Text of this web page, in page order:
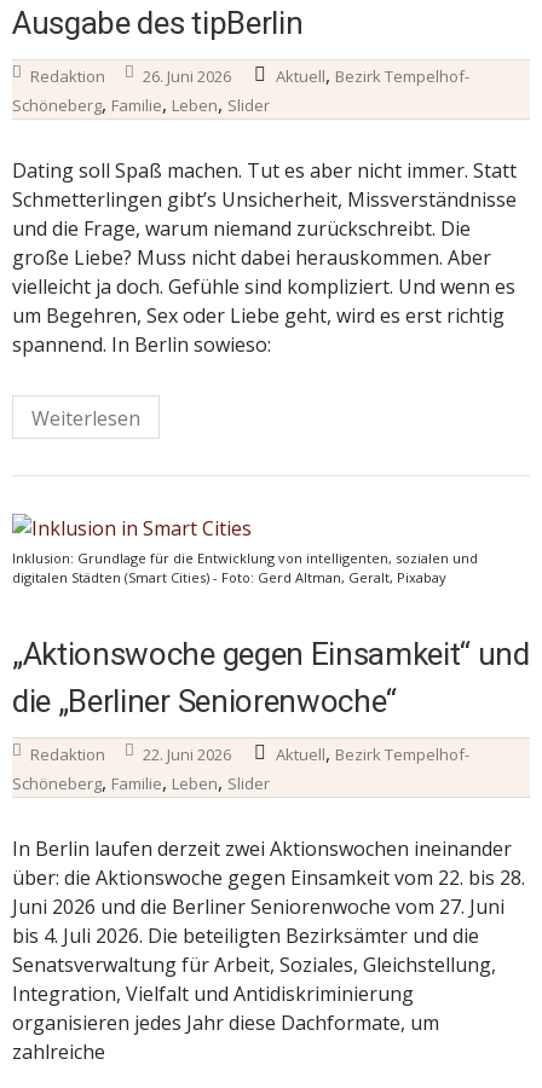
Ausgabe des tipBerlin
Redaktion 26. Juni 2026 Aktuell, Bezirk Tempelhof-
Schöneberg, Familie, Leben, Slider
Dating soll Spaß machen. Tut es aber nicht immer. Statt
Schmetterlingen gibt’s Unsicherheit, Missverständnisse
und die Frage, warum niemand zurückschreibt. Die
große Liebe? Muss nicht dabei herauskommen. Aber
vielleicht ja doch. Gefühle sind kompliziert. Und wenn es
um Begehren, Sex oder Liebe geht, wird es erst richtig
spannend. In Berlin sowieso:
Weiterlesen
Inklusion: Grundlage für die Entwicklung von intelligenten, sozialen und
digitalen Städten (Smart Cities) - Foto: Gerd Altman, Geralt, Pixabay
„Aktionswoche gegen Einsamkeit“ und
die „Berliner Seniorenwoche“
Redaktion 22. Juni 2026 Aktuell, Bezirk Tempelhof-
Schöneberg, Familie, Leben, Slider
In Berlin laufen derzeit zwei Aktionswochen ineinander
über: die Aktionswoche gegen Einsamkeit vom 22. bis 28.
Juni 2026 und die Berliner Seniorenwoche vom 27. Juni
bis 4. Juli 2026. Die beteiligten Bezirksämter und die
Senatsverwaltung für Arbeit, Soziales, Gleichstellung,
Integration, Vielfalt und Antidiskriminierung
organisieren jedes Jahr diese Dachformate, um
zahlreiche